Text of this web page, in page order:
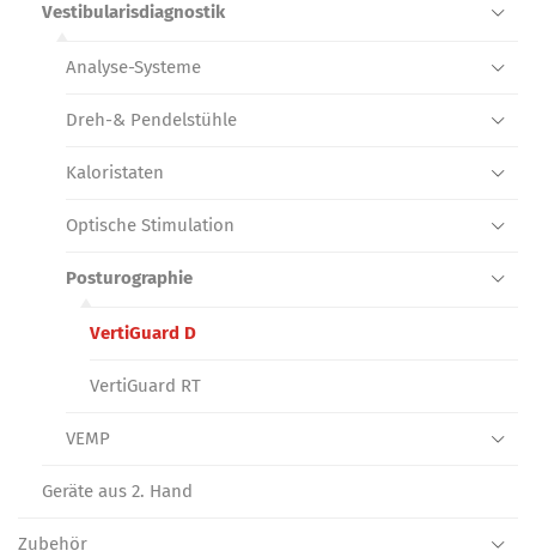
Vestibularis­diagnostik
Analyse-Systeme
Dreh-& Pendelstühle
Kaloristaten
Optische Stimulation
Posturographie
VertiGuard D
VertiGuard RT
VEMP
Geräte aus 2. Hand
Zubehör